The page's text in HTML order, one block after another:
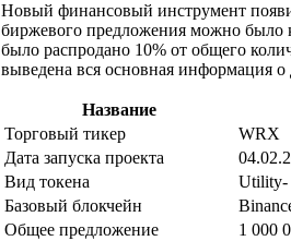
Новый финансовый инструмент
биржевого предложения можно было
было распродано 10% от общего
выведена вся основная информация о
Название
Торговый тикер
WRX
Дата запуска проекта
Вид токена
Utility-
Базовый блокчейн
Общее предложение
1 000